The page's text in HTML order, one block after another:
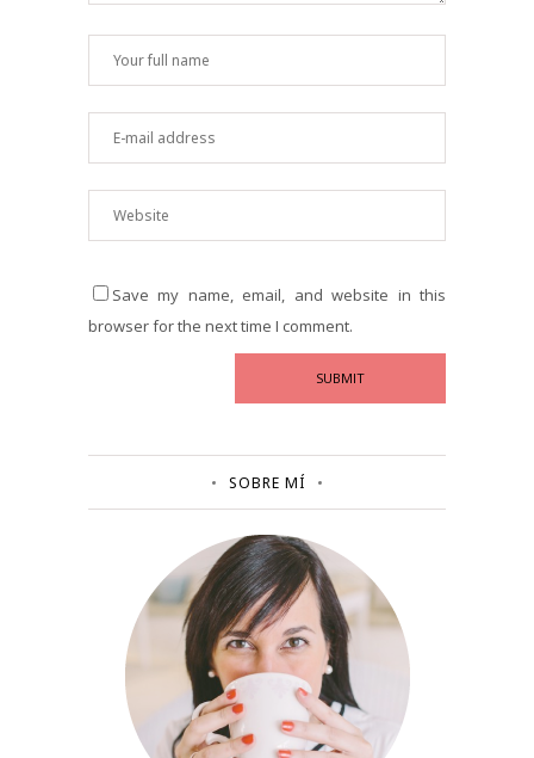
Save my name, email, and website in this
browser for the next time I comment.
SOBRE MÍ